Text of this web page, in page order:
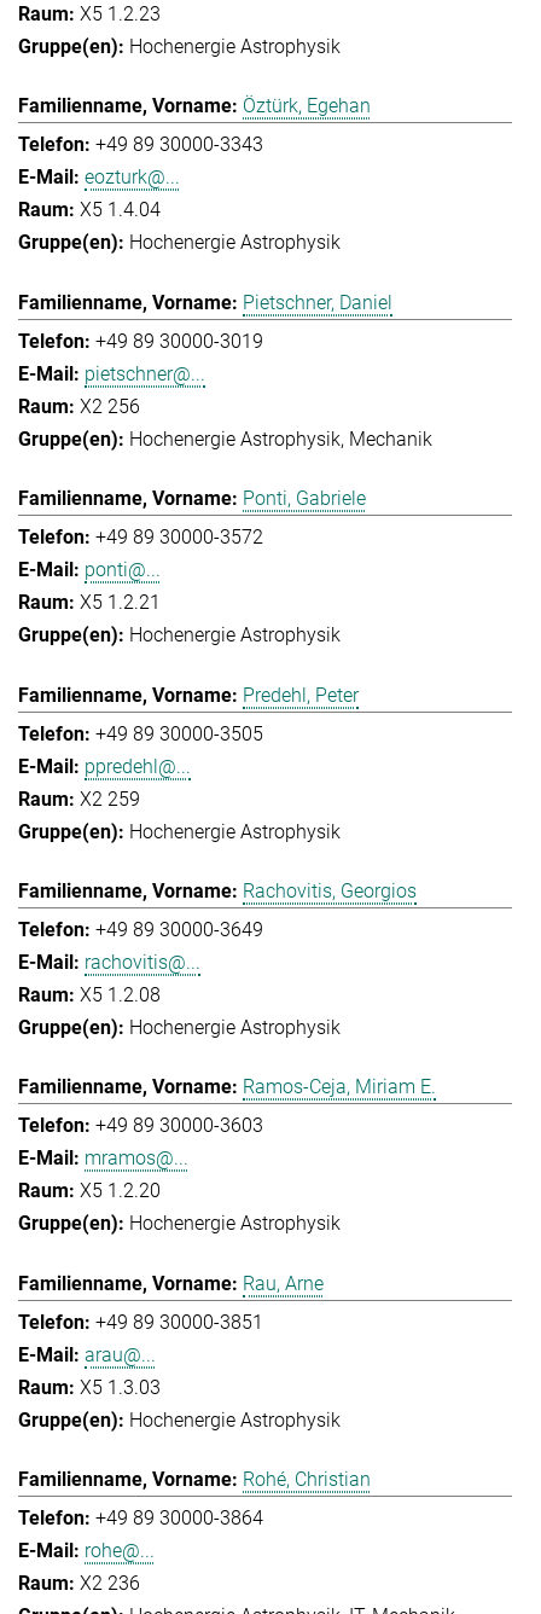
X5 1.2.23
Hochenergie Astrophysik
Öztürk, Egehan
+49 89 30000-3343
eozturk@...
X5 1.4.04
Hochenergie Astrophysik
Pietschner, Daniel
+49 89 30000-3019
pietschner@...
X2 256
Hochenergie Astrophysik Mechanik
Ponti, Gabriele
+49 89 30000-3572
ponti@...
X5 1.2.21
Hochenergie Astrophysik
Predehl, Peter
+49 89 30000-3505
ppredehl@...
X2 259
Hochenergie Astrophysik
Rachovitis, Georgios
+49 89 30000-3649
rachovitis@...
X5 1.2.08
Hochenergie Astrophysik
Ramos-Ceja, Miriam E.
+49 89 30000-3603
mramos@...
X5 1.2.20
Hochenergie Astrophysik
Rau, Arne
+49 89 30000-3851
arau@...
X5 1.3.03
Hochenergie Astrophysik
Rohé, Christian
+49 89 30000-3864
rohe@...
X2 236